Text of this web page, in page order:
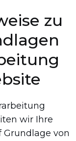
zu
wir Ihre
von